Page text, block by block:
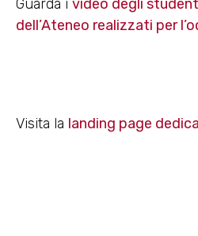
Guarda i video degli
dell’Ateneo realizzati per
Visita la landing page